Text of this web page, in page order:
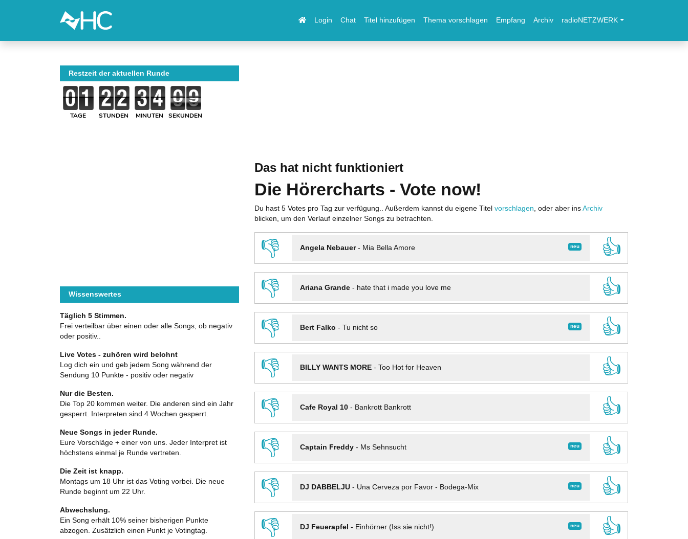
Login Chat Titel hinzufügen Thema vorschlagen Empfang Archiv radioNETZWERK
Das hat nicht funktioniert
Die Hörercharts - Vote now!
Du hast 5 Votes pro Tag zur verfügung.. Außerdem kannst du eigene Titel vorschlagen , oder aber ins Archiv
blicken, um den Verlauf einzelner Songs zu betrachten.
👎 neu
Angela Nebauer- Mia Bella Amore
👍
👎
Ariana Grande- hate that i made you love me
👍
👎
neu
Bert Falko - Tu nicht so
👍
👎
BILLY WANTS MORE- Too Hot for Heaven
👍
👎
Cafe Royal 10- Bankrott Bankrott
👍
👎
neu
Captain Freddy- Ms Sehnsucht
👍
👎
neu
DJ DABBELJU- Una Cerveza por Favor - Bodega-Mix
👍
👎
neu
DJ Feuerapfel - Einhörner (Iss sie nicht!)
👍
Restzeit der aktuellen Runde
TAGE STUNDEN MINUTEN SEKUNDEN
Wissenswertes
Täglich 5 Stimmen.
Frei verteilbar über einen oder alle Songs, ob negativ
oder positiv..
Live Votes - zuhören wird belohnt
Log dich ein und geb jedem Song während der
Sendung 10 Punkte - positiv oder negativ
Nur die Besten.
Die Top 20 kommen weiter. Die anderen sind ein Jahr
gesperrt. Interpreten sind 4 Wochen gesperrt.
Neue Songs in jeder Runde.
Eure Vorschläge + einer von uns. Jeder Interpret ist
höchstens einmal je Runde vertreten.
Die Zeit ist knapp.
Montags um 18 Uhr ist das Voting vorbei. Die neue
Runde beginnt um 22 Uhr.
Abwechslung.
Ein Song erhält 10% seiner bisherigen Punkte
abzogen. Zusätzlich einen Punkt je Votingtag.